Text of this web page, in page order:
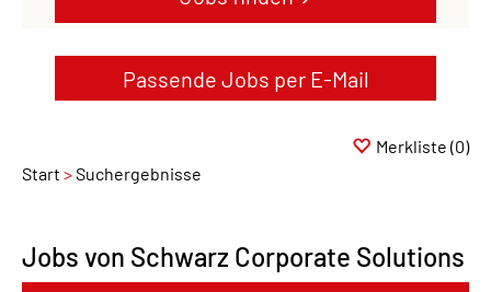
Passende Jobs per E-Mail
Start Suchergebnisse
Merkliste (0)
Jobs von Schwarz Corporate Solutions